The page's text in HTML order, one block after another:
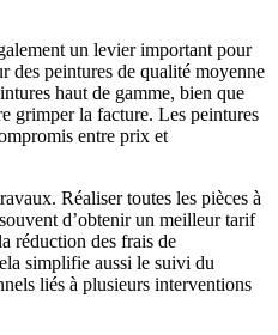
un levier important pour
des peintures de qualité moyenne
haut de gamme, bien que
grimper la facture. Les peintures
entre prix et
Réaliser toutes les pièces à
d’obtenir un meilleur tarif
réduction des frais de
simplifie aussi le suivi du
liés à plusieurs interventions